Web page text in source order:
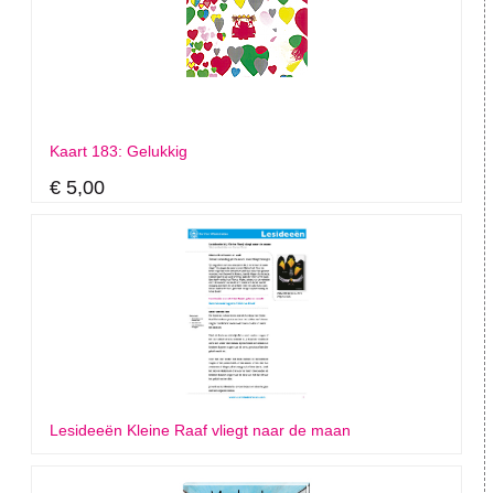
Kaart 183: Gelukkig
€ 5,00
Lesideeën Kleine Raaf vliegt naar de maan